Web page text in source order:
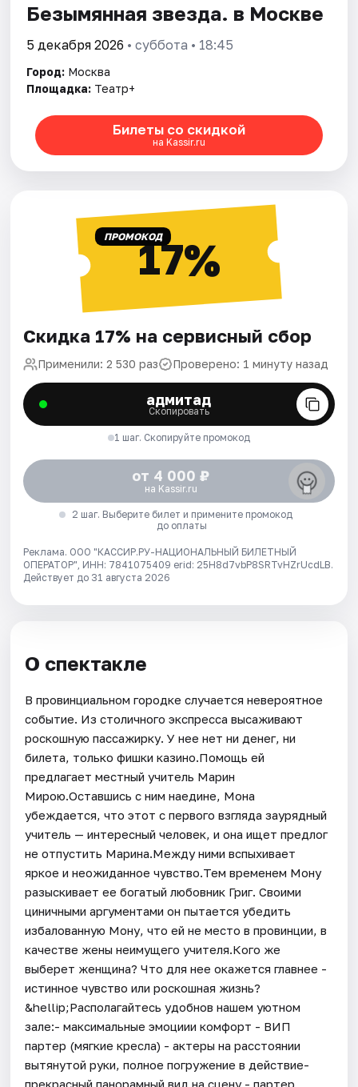
Безымянная звезда. в Москве
5 декабря 2026 • суббота • 18:45
Город: Москва
Площадка: Театр+
Билеты со скидкой
на Kassir.ru
ПРОМОКОД17%
Скидка 17% на сервисный сбор
Применили: 2 530 раз Проверено: 1 минуту назад
адмитад
Скопировать
1 шаг. Скопируйте промокод
от 4 000 ₽
на Kassir.ru
2 шаг. Выберите билет и примените промокод
до оплаты
Реклама. ООО "КАССИР.РУ-НАЦИОНАЛЬНЫЙ БИЛЕТНЫЙ
ОПЕРАТОР", ИНН: 7841075409 erid: 25H8d7vbP8SRTvHZrUcdLB.
Действует до 31 августа 2026
О спектакле
В провинциальном городке случается невероятное
событие. Из столичного экспресса высаживают
роскошную пассажирку. У нее нет ни денег, ни
билета, только фишки казино.Помощь ей
предлагает местный учитель Марин
Мирою.Оставшись с ним наедине, Мона
убеждается, что этот с первого взгляда заурядный
учитель — интересный человек, и она ищет предлог
не отпустить Марина.Между ними вспыхивает
яркое и неожиданное чувство.Тем временем Мону
разыскивает ее богатый любовник Григ. Своими
циничными аргументами он пытается убедить
избалованную Мону, что ей не место в провинции, в
качестве жены неимущего учителя.Кого же
выберет женщина? Что для нее окажется главнее -
истинное чувство или роскошная жизнь?
&hellip;Располагайтесь удобнов нашем уютном
зале:- максимальные эмоциии комфорт - ВИП
партер (мягкие кресла) - актеры на расстоянии
вытянутой руки, полное погружение в действие-